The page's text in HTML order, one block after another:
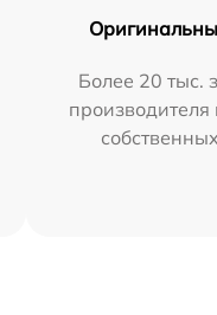
Более 20 тыс.